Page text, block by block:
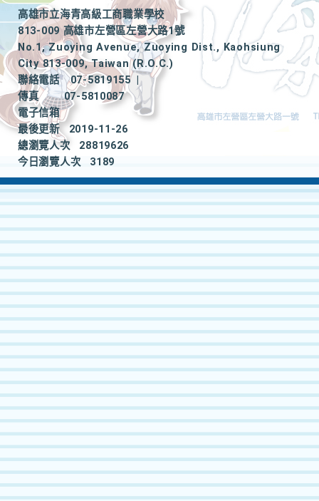
高雄市立海青高級工商職業學校
813-009 高雄市左營區左營大路1號
No.1, Zuoying Avenue, Zuoying Dist., Kaohsiung
City 813-009, Taiwan (R.O.C.)
聯絡電話
07-5819155
|
傳真
07-5810087
電子信箱
最後更新
2019-11-26
總瀏覽人次
28819626
今日瀏覽人次
3189